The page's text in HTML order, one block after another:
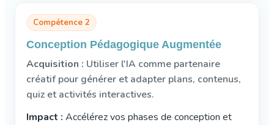
Compétence 2
Conception Pédagogique Augmentée
Acquisition : Utiliser l'IA comme partenaire
créatif pour générer et adapter plans, contenus,
quiz et activités interactives.
Impact : Accélérez vos phases de conception et